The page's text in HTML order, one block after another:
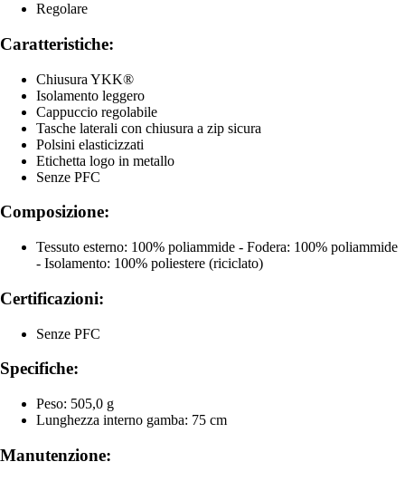
Regolare
Caratteristiche:
Chiusura YKK®
Isolamento leggero
Cappuccio regolabile
Tasche laterali con chiusura a zip sicura
Polsini elasticizzati
Etichetta logo in metallo
Senze PFC
Composizione:
Tessuto esterno: 100% poliammide - Fodera: 100% poliammide
- Isolamento: 100% poliestere (riciclato)
Certificazioni:
Senze PFC
Specifiche:
Peso: 505,0 g
Lunghezza interno gamba: 75 cm
Manutenzione: